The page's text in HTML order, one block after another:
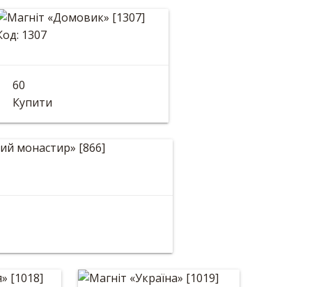
1307
Розмір: 9*8см
60
Купити